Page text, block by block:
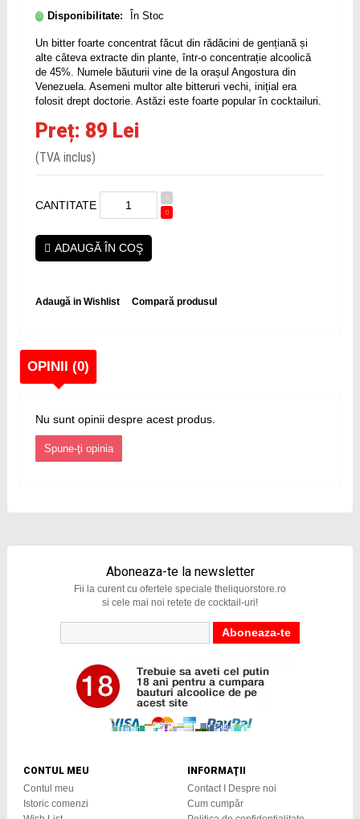
Disponibilitate:
În Stoc
Un bitter foarte concentrat făcut din rădăcini de gențiană și
alte câteva extracte din plante, într-o concentrație alcoolică
de 45%. Numele băuturii vine de la orașul Angostura din
Venezuela. Asemeni multor alte bitteruri vechi, inițial era
folosit drept doctorie. Astăzi este foarte popular în cocktailuri.
Preț: 89 Lei
(TVA inclus)
CANTITATE
ADAUGĂ ÎN COŞ
Adaugă in Wishlist Compară produsul
OPINII (0)
Nu sunt opinii despre acest produs.
Spune-ţi opinia
Aboneaza-te la newsletter
Fii la curent cu ofertele speciale theliquorstore.ro
si cele mai noi retete de cocktail-uri!
CONTUL MEU
Contul meu
Istoric comenzi
INFORMAŢII
Contact I Despre noi
Cum cumpăr